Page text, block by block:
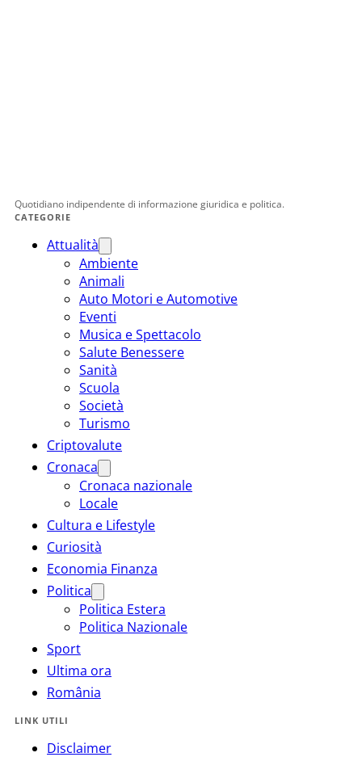
Quotidiano indipendente di informazione giuridica e politica.
CATEGORIE
Attualità
Ambiente
Animali
Auto Motori e Automotive
Eventi
Musica e Spettacolo
Salute Benessere
Sanità
Scuola
Società
Turismo
Criptovalute
Cronaca
Cronaca nazionale
Locale
Cultura e Lifestyle
Curiosità
Economia Finanza
Politica
Politica Estera
Politica Nazionale
Sport
Ultima ora
România
LINK UTILI
Disclaimer